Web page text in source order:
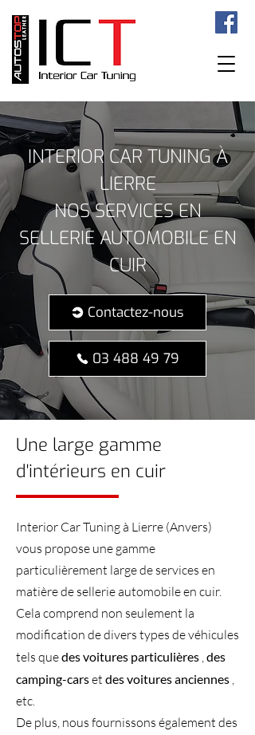
INTERIOR CAR TUNING À
LIERRE
NOS SERVICES EN
SELLERIE AUTOMOBILE EN
CUIR
Contactez-nous
03 488 49 79
Une large gamme
d'intérieurs en cuir
Interior Car Tuning à Lierre (Anvers)
vous propose une gamme
particulièrement large de services en
matière de sellerie automobile en cuir.
Cela comprend non seulement la
modification de divers types de véhicules
tels quedes voitures particulières ,des
camping-carset des voitures anciennes ,
etc.
De plus, nous fournissons également des